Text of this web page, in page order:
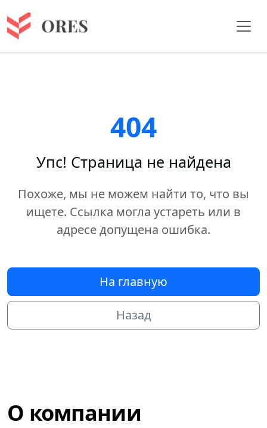
404
Упс! Страница не найдена
Похоже, мы не можем найти то, что вы
ищете. Ссылка могла устареть или в
адресе допущена ошибка.
На главную
Назад
О компании